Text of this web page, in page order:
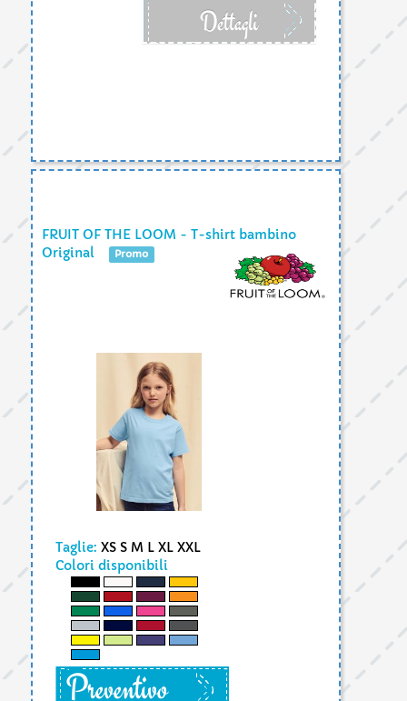
Dettagli
FRUIT OF THE LOOM - T-shirt bambino
Original
Promo
Taglie: XS S M L XL XXL
Colori disponibili
Preventivo